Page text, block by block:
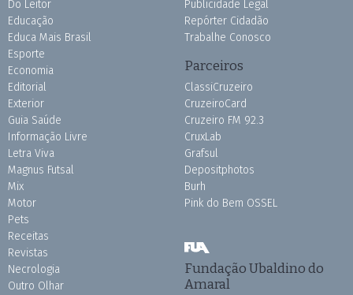
Do Leitor
Educação
Educa Mais Brasil
Esporte
Economia
Editorial
Exterior
Guia Saúde
Informação Livre
Letra Viva
Magnus Futsal
Mix
Motor
Pets
Receitas
Revistas
Necrologia
Outro Olhar
Publicidade Legal
Repórter Cidadão
Trabalhe Conosco
Parceiros
ClassiCruzeiro
CruzeiroCard
Cruzeiro FM 92.3
CruxLab
Grafsul
Depositphotos
Burh
Pink do Bem OSSEL
Fundação Ubaldino do
Amaral